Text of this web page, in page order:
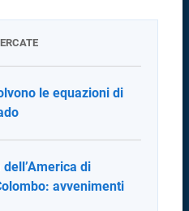
le equazioni di
dell’America di
avvenimenti